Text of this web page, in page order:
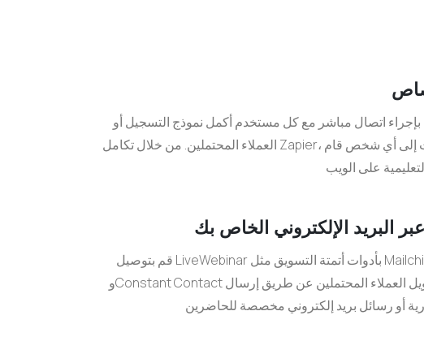
اتصال مباشر مع كل مستخدم أكمل نموذج التسجيل أو
العملاء المحتملين. من خلال تكامل Zapier، يمكنك إرسال تذكيرات إلى أي شخص قام
البريد الإلكتروني الخاص بك
قم بتوصيل LiveWebinar بأدوات أتمتة التسويق مثل Mailchimp وGetResponse
وConstant Contact وغيرها الكثير. قم بتحويل العملاء المحتملين عن طريق إرسال